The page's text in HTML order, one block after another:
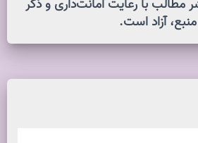
مطالب با رعایت امانت‌داری و ذکر
منبع، آزاد است.